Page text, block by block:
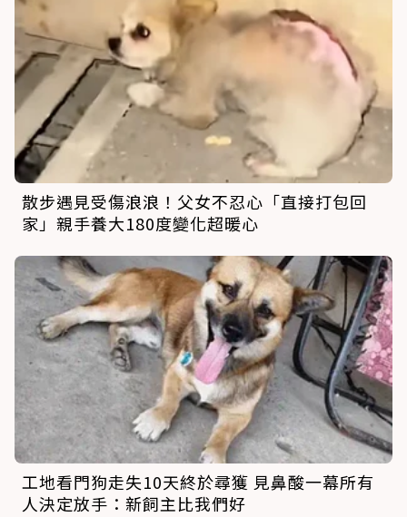
散步遇見受傷浪浪！父女不忍心「直接打包回
家」親手養大180度變化超暖心
工地看門狗走失10天終於尋獲 見鼻酸一幕所有
人決定放手：新飼主比我們好